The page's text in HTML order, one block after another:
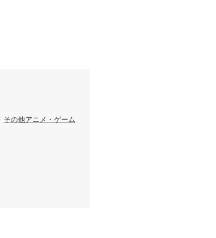
その他アニメ・ゲーム